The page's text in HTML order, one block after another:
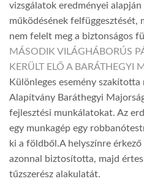
vizsgálatok eredményei
működésének felfüggesztését,
nem felelt meg a biztonságos
MÁSODIK VILÁGHÁBORÚS
KERÜLT ELŐ A BARÁTHEGYI
Különleges esemény
Alapítvány Baráthegyi
fejlesztési munkálatokat. Az
egy munkagép egy
ki a földből.A helyszínre
azonnal biztosította, majd
tűzszerész alakulatát.